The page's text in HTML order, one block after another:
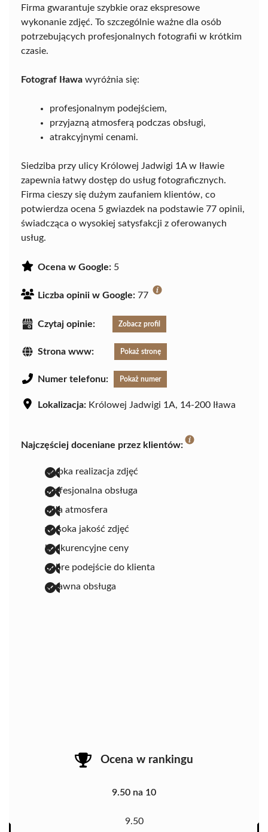
Firma gwarantuje szybkie oraz ekspresowe
wykonanie zdjęć. To szczególnie ważne dla osób
potrzebujących profesjonalnych fotografii w krótkim
czasie.
Fotograf Iława wyróżnia się:
profesjonalnym podejściem,
przyjazną atmosferą podczas obsługi,
atrakcyjnymi cenami.
Siedziba przy ulicy Królowej Jadwigi 1A w Iławie
zapewnia łatwy dostęp do usług fotograficznych.
Firma cieszy się dużym zaufaniem klientów, co
potwierdza ocena 5 gwiazdek na podstawie 77 opinii,
świadcząca o wysokiej satysfakcji z oferowanych
usług.
Ocena w Google: 5
Liczba opinii w Google: 77
Czytaj opinie: Zobacz profil
Strona www: Pokaż stronę
Numer telefonu: Pokaż numer
Lokalizacja: Królowej Jadwigi 1A, 14-200 Iława
Najczęściej doceniane przez klientów:
szybka realizacja zdjęć
profesjonalna obsługa
miła atmosfera
wysoka jakość zdjęć
konkurencyjne ceny
dobre podejście do klienta
sprawna obsługa
Ocena w rankingu
9.50 na 10
9.50